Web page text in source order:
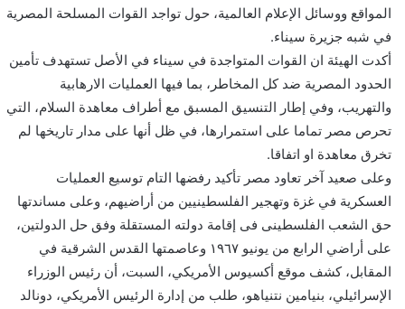
ن
ي
المواقع ووسائل الإعلام العالمية، حول تواجد القوات المسلحة المصرية
في شبه جزيرة سيناء.
أكدت الهيئة ان القوات المتواجدة في سيناء في الأصل تستهدف تأمين
الحدود المصرية ضد كل المخاطر، بما فيها العمليات الارهابية
والتهريب، وفي إطار التنسيق المسبق مع أطراف معاهدة السلام، التي
تحرص مصر تماما على استمرارها، في ظل أنها على مدار تاريخها لم
تخرق معاهدة او اتفاقا.
وعلى صعيد آخر تعاود مصر تأكيد رفضها التام توسيع العمليات
العسكرية في غزة وتهجير الفلسطينيين من أراضيهم، وعلى مساندتها
حق الشعب الفلسطينى فى إقامة دولته المستقلة وفق حل الدولتين،
على أراضي الرابع من يونيو ١٩٦٧ وعاصمتها القدس الشرقية في
المقابل، كشف موقع أكسيوس الأمريكي، السبت، أن رئيس الوزراء
الإسرائيلي، بنيامين نتنياهو، طلب من إدارة الرئيس الأمريكي، دونالد